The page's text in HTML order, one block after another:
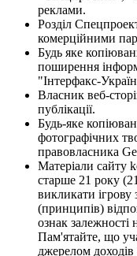
реклами.
Розділ
комерційними
Будь яке
поширення
"Інтерфакс-
Власник веб-
публікації.
Будь-яке
фотографічних
правовласника
Матеріали сайту
старше 21 року
викликати
(принципів)
ознак залежності
Пам'ятайте, що
джерелом